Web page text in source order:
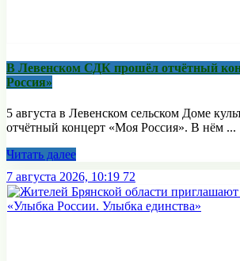
В Левенском СДК прошёл отчётный
Россия»
5 августа в Левенском сельском Доме
отчётный концерт «Моя Россия». В нём ...
Читать далее
7 августа 2026, 10:19 72